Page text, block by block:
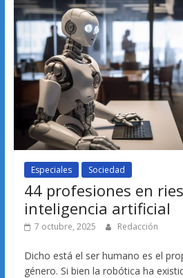
Especiales Sociedad
44 profesiones en
inteligencia artificial
7 octubre, 2025 Redacción
Dicho está el ser humano es el
género. Si bien la robótica ha